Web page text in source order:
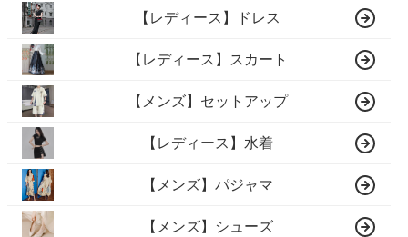
【レディース】ドレス
【レディース】スカート
【メンズ】セットアップ
【レディース】水着
【メンズ】パジャマ
【メンズ】シューズ